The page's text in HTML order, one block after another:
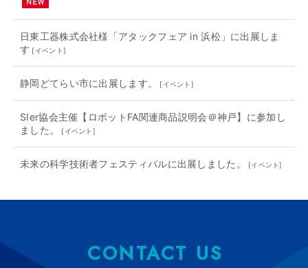
日東工器株式会社様「アタックフェア in 浜松」に出展しま
す [イベント]
静岡どてらい市に出展します。 [イベント ]
SIer協会主催【ロボットFA関連商品説明会＠神戸】に参加し
ました。
[イベント ]
未来の科学技術者フェスティバルに出展しました。 [イベント]
CONTACT US